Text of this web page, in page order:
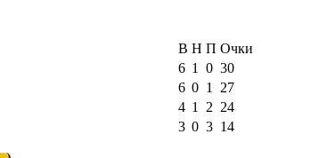
В Н П Очки
6 1 0 30
6 0 1
27
4 1 2 24
3 0 3 14